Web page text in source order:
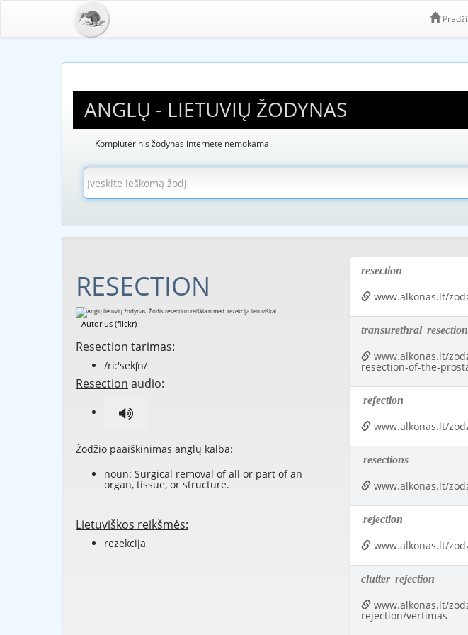
ANGLŲ - LIETUVIŲ ŽODYNAS
Kompiuterinis žodynas internete nemokamai
RESECTION
--Autorius (flickr)
Resection tarimas:
/ri:'sekʃn/
Resection audio:
Žodžio paaiškinimas anglų kalba:
noun: Surgical removal of all or part of an
organ, tissue, or structure.
Lietuviškos reikšmės:
rezekcija
resection
www.alkonas.lt/
transurethral resection
www.alkonas.lt/
resection-of-the-
refection
www.alkonas.lt/
resections
www.alkonas.lt/
rejection
www.alkonas.lt/
clutter rejection
www.alkonas.lt/
rejection/vertimas